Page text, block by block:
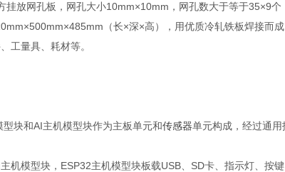
挂放网孔板，网孔大小10mm×10mm，网孔数大于等于35×9个
（长×深×高），用优质冷轧铁板焊接而
工量具、耗材等。
块和AI主机模型块作为主板单元和传感器单元构成，经过通
机模型块，ESP32主机模型块板载USB、SD卡、指示灯、